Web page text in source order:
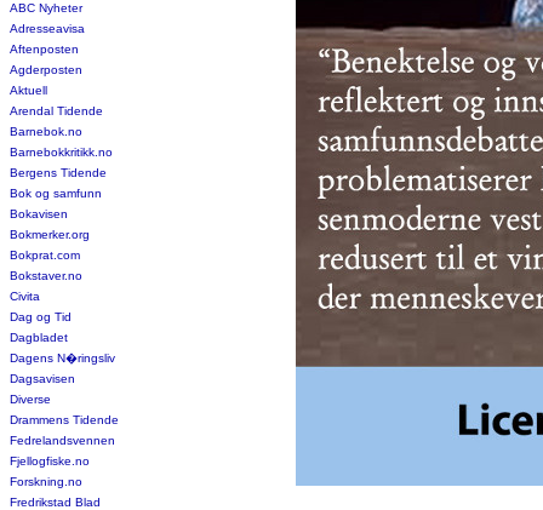
ABC Nyheter
Adresseavisa
Aftenposten
Agderposten
Aktuell
Arendal Tidende
Barnebok.no
Barnebokkritikk.no
Bergens Tidende
Bok og samfunn
Bokavisen
Bokmerker.org
Bokprat.com
Bokstaver.no
Civita
Dag og Tid
Dagbladet
Dagens N�ringsliv
Dagsavisen
Diverse
Drammens Tidende
Fedrelandsvennen
Fjellogfiske.no
Forskning.no
Fredrikstad Blad